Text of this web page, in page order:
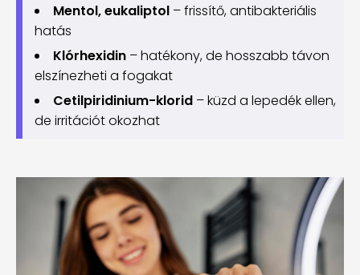
Mentol, eukaliptol – frissítő, antibakteriális
hatás
Klórhexidin – hatékony, de hosszabb távon
elszínezheti a fogakat
Cetilpiridinium-klorid – küzd a lepedék ellen,
de irritációt okozhat